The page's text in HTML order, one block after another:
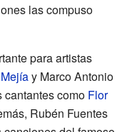
las compuso
para artistas
y Marco Antonio
cantantes como Flor
Rubén Fuentes